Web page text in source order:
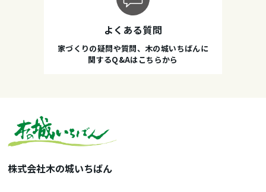
よくある質問
家づくりの疑問や質問、木の城いちばんに
関するQ&Aはこちらから
株式会社木の城いちばん